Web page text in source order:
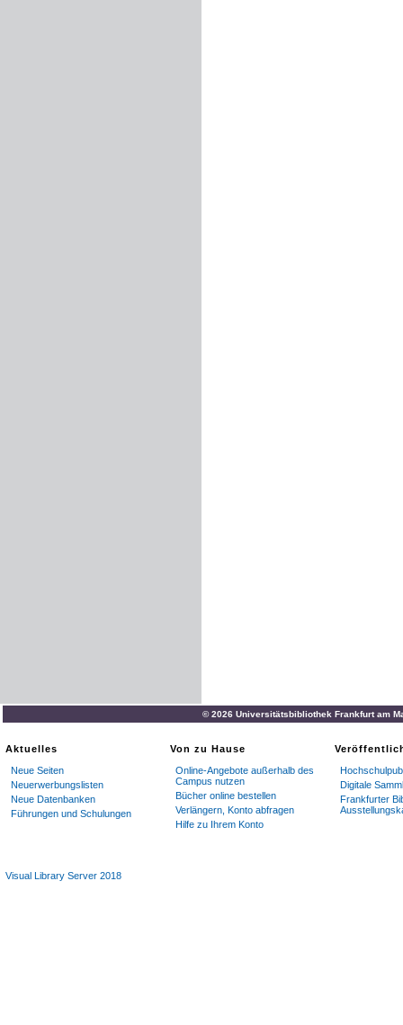
© 2026 Universitätsbibliothek Frankfurt am
Aktuelles
Neue Seiten
Neuerwerbungslisten
Neue Datenbanken
Führungen und Schulungen
Von zu Hause
Online-Angebote außerhalb des
Campus nutzen
Bücher online bestellen
Verlängern, Konto abfragen
Hilfe zu Ihrem Konto
Digitale
Frankfurter
Visual Library Server 2018